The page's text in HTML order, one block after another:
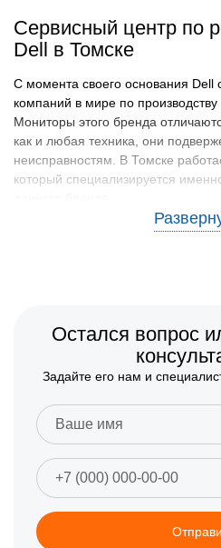
Сервисный центр по
Dell в Томске
С момента своего основания Dell
компаний в мире по
Мониторы этого бренда
как и любая техника, они
неисправностям. В Томске
который специализируется
Наиболее частые
другая техника, могут выходить
Однако определенные проблемы
Причины неисправностей
Механические
Проблемы с подсветкой-
неравномерное освещение
отсутствие.
Засорение
перегреву и, как
Остался вопрос
Задайте его нам и